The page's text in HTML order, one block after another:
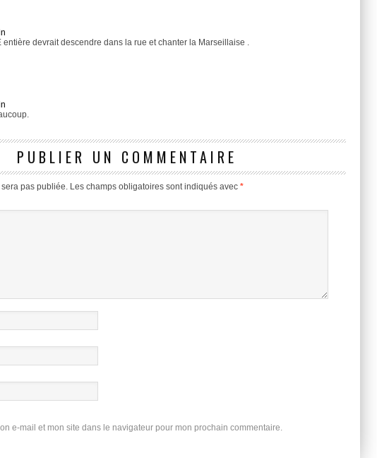
entière devrait descendre dans la rue et chanter la Marseillaise .
PUBLIER UN COMMENTAIRE
pas publiée. Les champs obligatoires sont indiqués avec *
e-mail et mon site dans le navigateur pour mon prochain commentaire.